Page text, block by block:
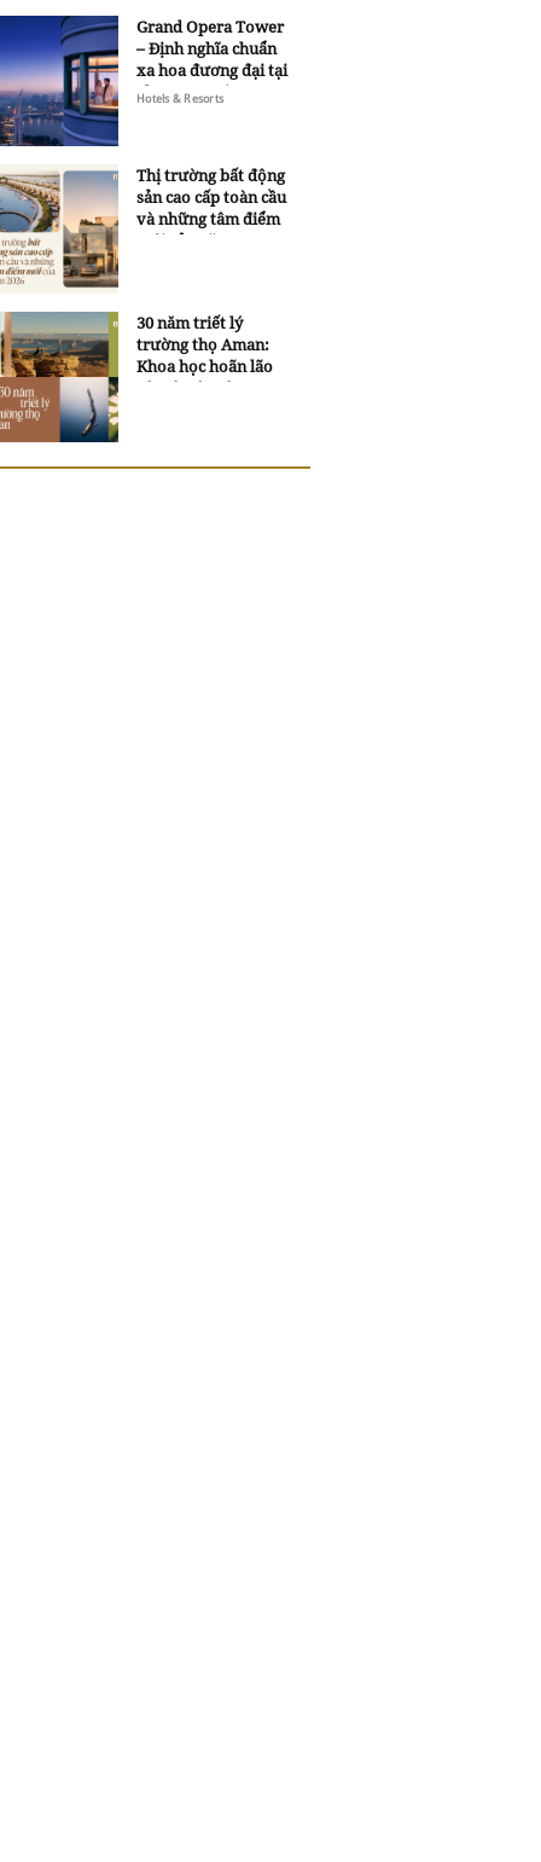
Grand Opera Tower
– Định nghĩa chuẩn
xa hoa đương đại tại
Sheraton Saigon
Hotels & Resorts
Thị trường bất động
sản cao cấp toàn cầu
và những tâm điểm
mới của năm 2026
30 năm triết lý
trường thọ Aman:
Khoa học hoãn lão
và trí tuệ ngàn xưa